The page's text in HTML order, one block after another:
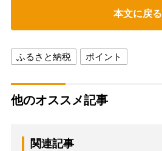
本文に戻る
ふるさと納税 ポイント
他のオススメ記事
関連記事